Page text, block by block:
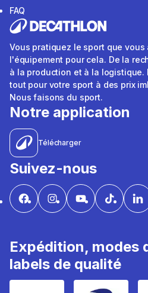
FAQ
Vous pratiquez le sport que
l'équipement pour cela. De la
à la production et à la logistique.
tout pour votre sport à des prix
Nous faisons du sport.
Notre application
Télécharger
Suivez-nous
Expédition, modes
labels de qualité